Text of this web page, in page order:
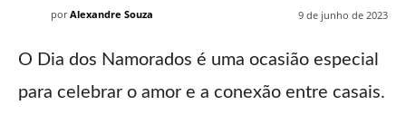
9 de junho de 2023
por Alexandre Souza
O Dia dos Namorados é uma ocasião especial
para celebrar o amor e a conexão entre casais.